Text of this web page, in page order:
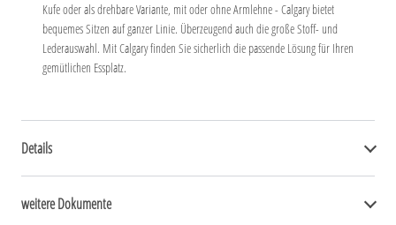
Kufe oder als drehbare Variante, mit oder ohne Armlehne - Calgary bietet
bequemes Sitzen auf ganzer Linie. Überzeugend auch die große Stoff- und
Lederauswahl. Mit Calgary finden Sie sicherlich die passende Lösung für Ihren
gemütlichen Essplatz.
Details
weitere Dokumente